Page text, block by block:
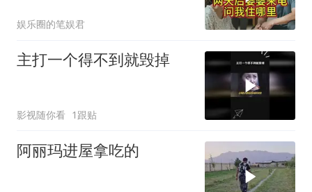
娱乐圈的笔娱君
主打一个得不到就毁掉
影视随你看 1跟贴
阿丽玛进屋拿吃的